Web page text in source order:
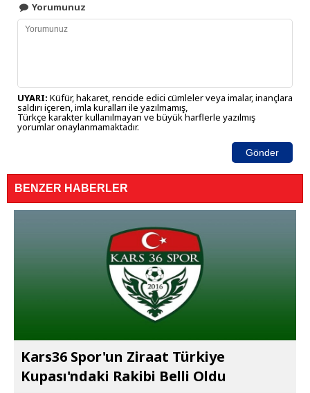
Yorumunuz
UYARI: Küfür, hakaret, rencide edici cümleler veya imalar, inançlara
saldırı içeren, imla kuralları ile yazılmamış,
Türkçe karakter kullanılmayan ve büyük harflerle yazılmış
yorumlar onaylanmamaktadır.
Gönder
BENZER HABERLER
Kars36 Spor'un Ziraat Türkiye
Kupası'ndaki Rakibi Belli Oldu